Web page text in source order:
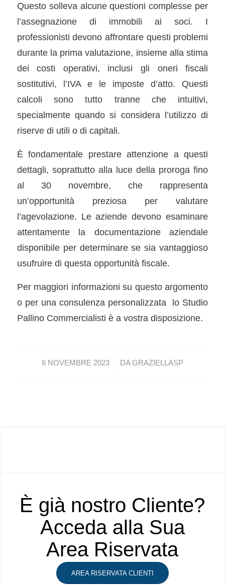
Questo solleva alcune questioni complesse per
l’assegnazione di immobili ai soci. I
professionisti devono affrontare questi problemi
durante la prima valutazione, insieme alla stima
dei costi operativi, inclusi gli oneri fiscali
sostitutivi, l’IVA e le imposte d’atto. Questi
calcoli sono tutto tranne che intuitivi,
specialmente quando si considera l’utilizzo di
riserve di utili o di capitali.
È fondamentale prestare attenzione a questi
dettagli, soprattutto alla luce della proroga fino
al 30 novembre, che rappresenta
un’opportunità preziosa per valutare
l’agevolazione. Le aziende devono esaminare
attentamente la documentazione aziendale
disponibile per determinare se sia vantaggioso
usufruire di questa opportunità fiscale.
Per maggiori informazioni su questo argomento
o per una consulenza personalizzata lo Studio
Pallino Commercialisti è a vostra disposizione.
6 NOVEMBRE 2023
/ DAGRAZIELLASP
È già nostro Cliente?
Acceda alla Sua
Area Riservata
AREA RISERVATA CLIENTI